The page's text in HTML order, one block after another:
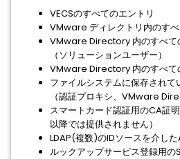
VECSのすべてのエントリ
VMware ディレクトリ内のす
VMware Directory 内のすべて
（ソリューションユーザー）
VMware Directory 内のすべて
ファイルシステムに保存され
（認証プロキシ、VMware
スマートカード認証用のCA証
以降では提供されません）
LDAP(複数)のIDソースを介し
ルックアップサービス登録用の